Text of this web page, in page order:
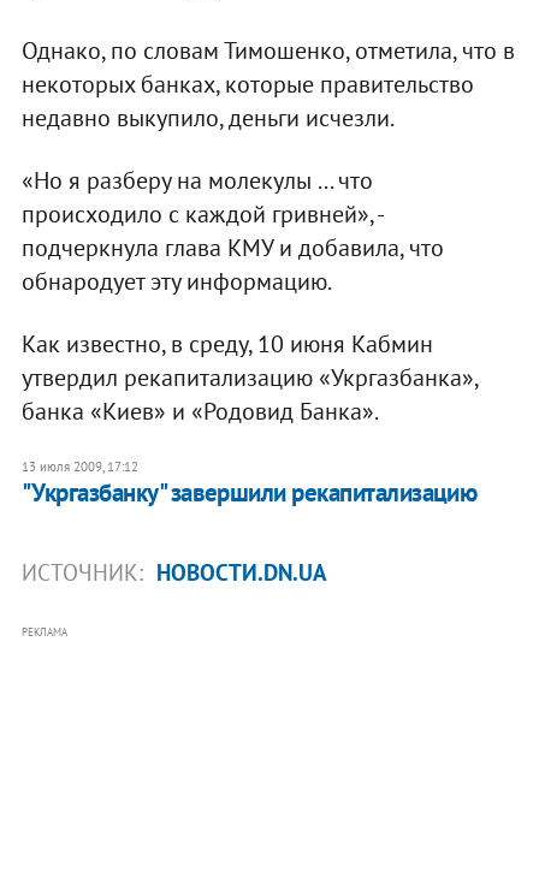
Однако, по словам Тимошенко, отметила, что в
некоторых банках, которые правительство
недавно выкупило, деньги исчезли.
«Но я разберу на молекулы ... что
происходило с каждой гривней», -
подчеркнула глава КМУ и добавила, что
обнародует эту информацию.
Как известно, в среду, 10 июня Кабмин
утвердил рекапитализацию «Укргазбанка»,
банка «Киев» и «Родовид Банка».
13 июля 2009, 17:12
"Укргазбанку" завершили рекапитализацию
ИСТОЧНИК: НОВОСТИ.DN.UA
РЕКЛАМА